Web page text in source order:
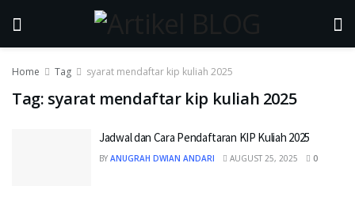
Home Tag syarat mendaftar kip kuliah 2025
Tag: syarat mendaftar kip kuliah 2025
Jadwal dan Cara Pendaftaran KIP Kuliah 2025
BY ANUGRAH DWIAN ANDARI AUGUST 25, 2025 0